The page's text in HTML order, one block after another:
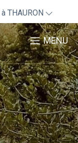
à THAURON
MENU